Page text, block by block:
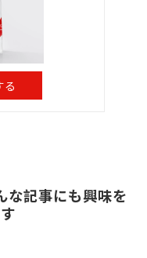
る
な記事にも興味を